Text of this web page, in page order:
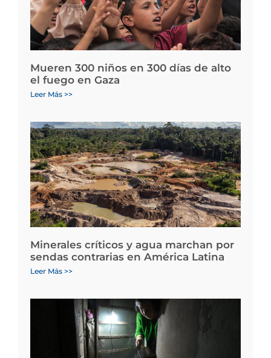
Mueren 300 niños en 300 días de alto
el fuego en Gaza
Leer Más >>
Minerales críticos y agua marchan por
sendas contrarias en América Latina
Leer Más >>